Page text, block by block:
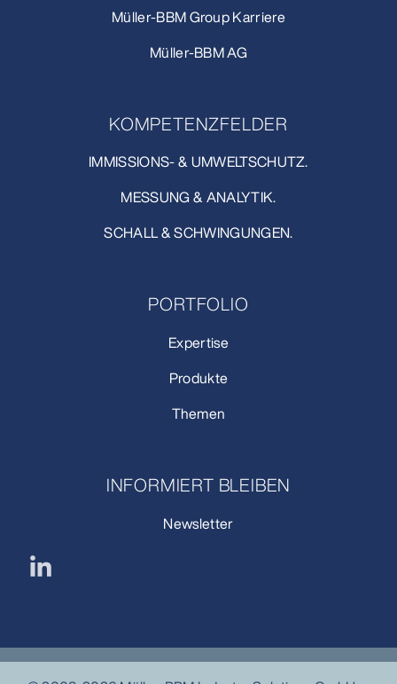
Müller-BBM Group Karriere
Müller-BBM AG
KOMPETENZFELDER
IMMISSIONS- & UMWELTSCHUTZ.
MESSUNG & ANALYTIK.
SCHALL & SCHWINGUNGEN.
PORTFOLIO
Expertise
Produkte
Themen
INFORMIERT BLEIBEN
Newsletter